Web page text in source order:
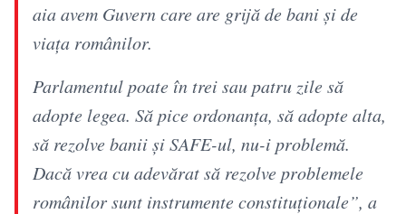
aia avem Guvern care are grijă de bani și de
viața românilor.
Parlamentul poate în trei sau patru zile să
adopte legea. Să pice ordonanța, să adopte alta,
să rezolve banii și SAFE-ul, nu-i problemă.
Dacă vrea cu adevărat să rezolve problemele
românilor sunt instrumente constituționale”, a